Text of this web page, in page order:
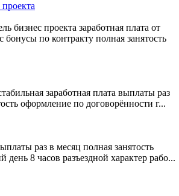
бизнес проекта заработная плата от
по контракту полная занятость
заработная плата выплаты раз
оформление по договорённости г...
раз в месяц полная занятость
день 8 часов разъездной характер рабо...